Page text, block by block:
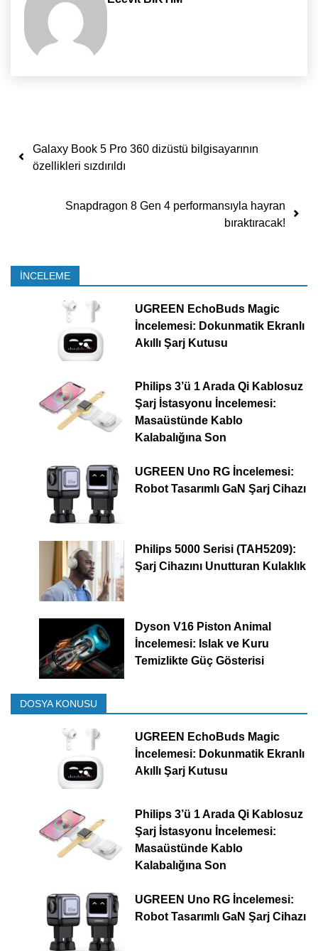
Yazı dolaşımı
Galaxy Book 5 Pro 360 dizüstü bilgisayarının
özellikleri sızdırıldı
Snapdragon 8 Gen 4 performansıyla hayran
bıraktıracak!
İNCELEME
UGREEN EchoBuds Magic
İncelemesi: Dokunmatik Ekranlı
Akıllı Şarj Kutusu
Philips 3’ü 1 Arada Qi Kablosuz
Şarj İstasyonu İncelemesi:
Masaüstünde Kablo
Kalabalığına Son
UGREEN Uno RG İncelemesi:
Robot Tasarımlı GaN Şarj Cihazı
Philips 5000 Serisi (TAH5209):
Şarj Cihazını Unutturan Kulaklık
Dyson V16 Piston Animal
İncelemesi: Islak ve Kuru
Temizlikte Güç Gösterisi
DOSYA KONUSU
UGREEN EchoBuds Magic
İncelemesi: Dokunmatik Ekranlı
Akıllı Şarj Kutusu
Philips 3’ü 1 Arada Qi Kablosuz
Şarj İstasyonu İncelemesi:
Masaüstünde Kablo
Kalabalığına Son
UGREEN Uno RG İncelemesi:
Robot Tasarımlı GaN Şarj Cihazı